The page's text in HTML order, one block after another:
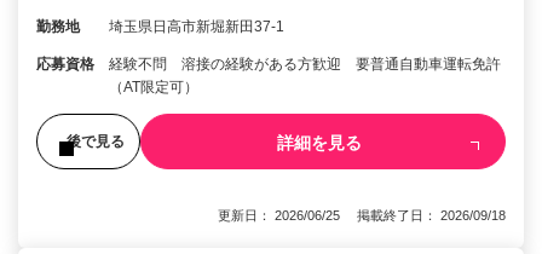
勤務地 埼玉県日高市新堀新田37-1
応募資格
経験不問 溶接の経験がある方歓迎 要普通自動車運転免許
（AT限定可）
後で見る 詳細を見る
更新日： 2026/06/25 掲載終了日： 2026/09/18